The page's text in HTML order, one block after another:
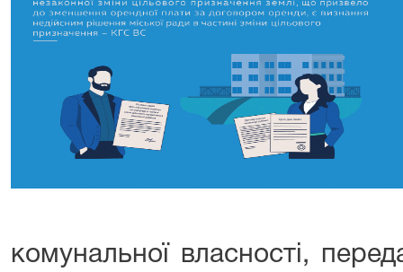
комунальної власності,